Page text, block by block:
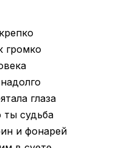
громко
глаза
ты судьба
и фонарей